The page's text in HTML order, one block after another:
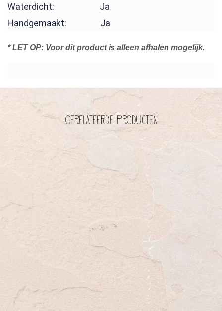
Waterdicht: Ja
Handgemaakt: Ja
* LET OP: Voor dit product is alleen afhalen mogelijk.
Gerelateerde producten